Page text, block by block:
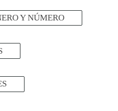
Y NÚMERO